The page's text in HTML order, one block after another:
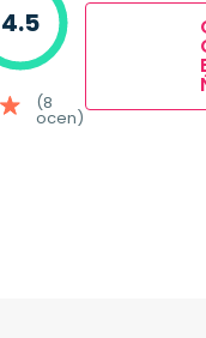
4.5
(8
ocen)